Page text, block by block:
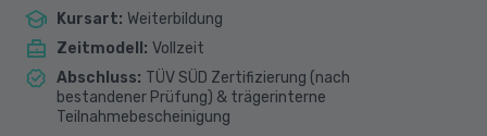
Kursart: Weiterbildung
Zeitmodell : Vollzeit
Abschluss: TÜV SÜD Zertifizierung (nach
bestandener Prüfung) & trägerinterne
Teilnahmebescheinigung